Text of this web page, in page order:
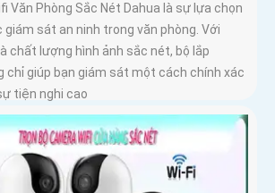
Văn Phòng Sắc Nét Dahua là sự lựa chọn
giám sát an ninh trong văn phòng. Với
chất lượng hình ảnh sắc nét, bộ lắp
chỉ giúp bạn giám sát một cách chính xác
tiện nghi cao